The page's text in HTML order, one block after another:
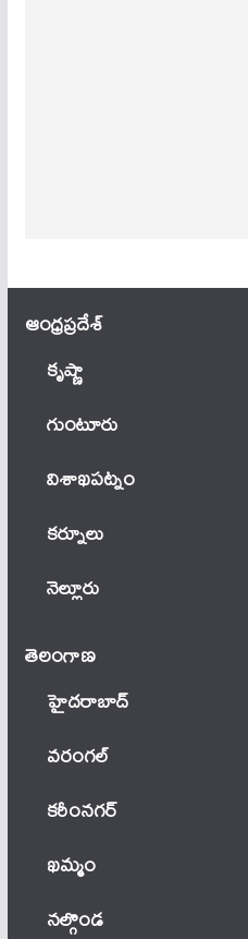
ఆంధ్ర‌ప్ర‌దేశ్
కృష్ణా
గుంటూరు
విశాఖపట్నం
కర్నూలు
నెల్లూరు
తెలంగాణ‌
హైదరాబాద్
వ‌రంగ‌ల్
కరీంనగర్
ఖ‌మ్మం
నల్గొండ